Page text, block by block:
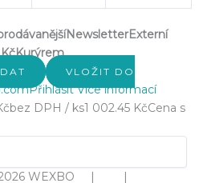
NewsletterExterní
Kurýrem
VLOŽIT DO
Přihlásit Více informací
bez DPH / ks1 002.45 KčCena s
WEXBO | |